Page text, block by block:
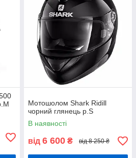
Мотошолом Shark Ridill
чорний глянець р.S
В наявності
від 6 600 ₴ від 8 250 ₴